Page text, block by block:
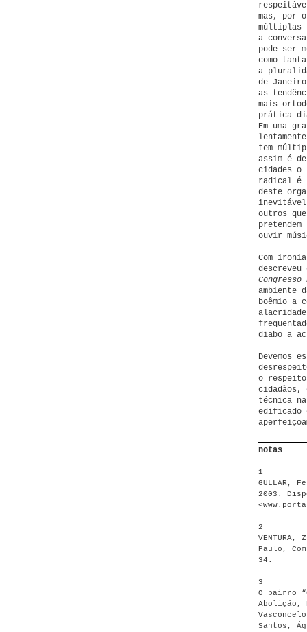
mas, por
múltiplas
a
pode ser
como
a
de
as
mais
prática
Em uma
tem
assim é
cidades o
radical é
deste
outros
ouvir
Com
ambiente
boêmio a
diabo a
Devemos
o
cidadãos,
técnica
edificado
notas
1
GULLAR,
2003.
<
2
Paulo,
34.
3
O bairro
Abolição,
Santos,